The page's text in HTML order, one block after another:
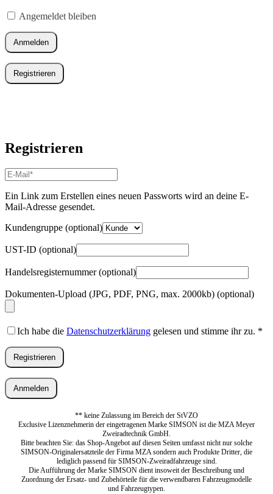
Angemeldet bleiben
Anmelden
Registrieren
Registrieren
E-
Mail-
Adresse*
Erforderlich
Ein Link zum Erstellen eines neuen Passworts wird an deine E-
Mail-Adresse gesendet.
Kundengruppe (optional)
UST-ID (optional)
Handelsregisternummer(optional)
Dokumenten-Upload (JPG, PDF, PNG, max. 2000kb) (optional)
Ich habe die Datenschutzerklärung gelesen und stimme ihr zu. *
Registrieren
Anmelden
** keine Zulassung im Bereich der StVZO
Exclusive Lizenznehmerin der eingetragenen Marke SIMSON ist die MZA Meyer
Zweiradtechnik GmbH.
Bitte beachten Sie: das Shop-Angebot auf diesen Seiten umfasst nicht nur solche
SIMSON-Originalersatzteile der Firma MZA sondern auch Produkte Dritter, die
lediglich passend für SIMSON-Zweiradfahrzeuge sind.
Die Aufführung der Marke SIMSON dient insoweit der Beschreibung und
Zuordnung der Ersatz- und Zubehörteile für die verwendbaren Fahrzeugmodelle
und Fahrzeugtypen.